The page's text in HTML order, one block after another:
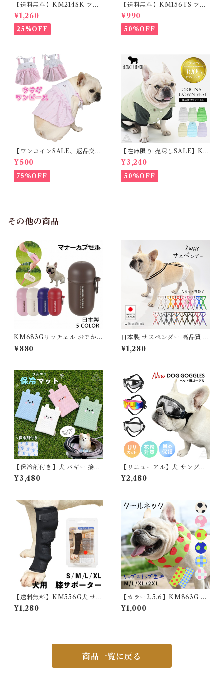
【送料無料】KM214SK フレ
ブル 女の子 スカート ワンピー
ス夏 フリル 犬服 ドックウェア
¥1,260
25%OFF
【送料無料】KM156TS フレ
ブル Tシャツ フレンチブルド
ック レモン柄 犬服 ドックウェ
ア
¥990
50%OFF
【ワンコインSALE、返品交換
不可】KM171SK フレンチブ
ルドック 犬服 女の子 ピンク
スカート
¥500
75%OFF
【在庫限り 売尽しSALE】K
M952Tダウンベスト 100%ダ
ウン・フェザー 犬 犬服 ダウン
ジャケット ベスト フレンチブ
ルドッグ 冬服 極暖 暖かい 可
¥3,240
50%OFF
その他の商品
KM683Gリッチェル おでか
けマナーカプセル マナーポー
チ ペット 犬用 お散歩グッズ
製
¥880
日本製 サスペンダー 高品質 金
属クリップ 無地 ボーダー 全2
0色 犬 猫 調整可能 カット可能
¥1,280
【保冷剤付き】犬 バギー 接触
冷感 ひんやり 保冷マット ペッ
トカート キャリーバッグ 保冷
ルマット 冷感 暑さ対策 夏 コ
ンパクト カートアクセサリー
犬 猫 お出かけ おしゃれ かわ
いい プレゼント KM840G
¥3,480
【リニューアル】犬 サングラ
ス ペット用 ゴーグル ミラーレ
ンズ UVカット 紫外線防止 防
クセサリー 黒 ブラック クリア
ー ピンク 雑貨 おでかけ おし
ゃれ 海 コスプレ コスチューム
中型犬 大型犬 KM641G
¥2,480
【送料無料】KM556G犬 サポ
ーター 犬用 膝 関節 膝 靭帯 脱
臼 保護 プロテクター 介護
¥1,280
【カラー2,5,6】KM863G 保
冷剤付き クールネック 犬 リッ
プストップナイロン生地 撥水
チブルドック 4層構造使用 フ
中症予防 小型犬 中型犬 大型犬
¥1,000
商品一覧に戻る